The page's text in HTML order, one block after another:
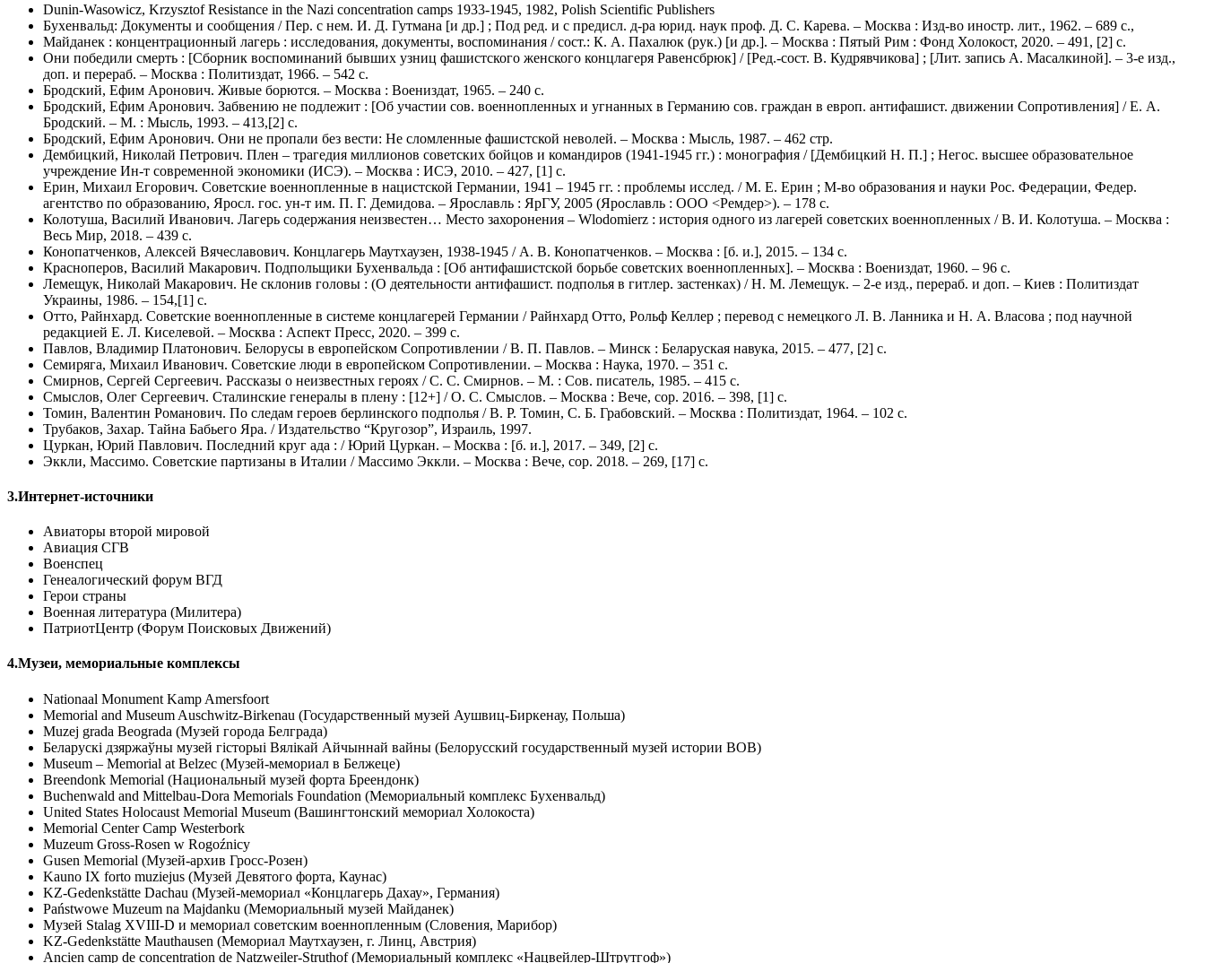
Dunin-Wasowicz, Krzysztof Resistance in the Nazi concentration camps 1933-1945, 1982, Polish Scientific Publishers
Бухенвальд: Документы и сообщения / Пер. с нем. И. Д. Гутмана [и др.] ; Под ред. и с предисл. д-ра юрид. наук проф. Д. С. Карева. – Москва : Изд-во иностр. лит., 1962. – 689 с.,
Майданек : концентрационный лагерь : исследования, документы, воспоминания / сост.: К. А. Пахалюк (рук.) [и др.]. – Москва : Пятый Рим : Фонд Холокост, 2020. – 491, [2] с.
Они победили смерть : [Сборник воспоминаний бывших узниц фашистского женского концлагеря Равенсбрюк] / [Ред.-сост. В. Кудрявчикова] ; [Лит. запись А. Масалкиной]. – 3-е изд.,
доп. и перераб. – Москва : Политиздат, 1966. – 542 с.
Бродский, Ефим Аронович. Живые борются. – Москва : Воениздат, 1965. – 240 с.
Бродский, Ефим Аронович. Забвению не подлежит : [Об участии сов. военнопленных и угнанных в Германию сов. граждан в европ. антифашист. движении Сопротивления] / Е. А.
Бродский. – М. : Мысль, 1993. – 413,[2] с.
Бродский, Ефим Аронович. Они не пропали без вести: Не сломленные фашистской неволей. – Москва : Мысль, 1987. – 462 стр.
Дембицкий, Николай Петрович. Плен – трагедия миллионов советских бойцов и командиров (1941-1945 гг.) : монография / [Дембицкий Н. П.] ; Негос. высшее образовательное
учреждение Ин-т современной экономики (ИСЭ). – Москва : ИСЭ, 2010. – 427, [1] с.
Ерин, Михаил Егорович. Советские военнопленные в нацистской Германии, 1941 – 1945 гг. : проблемы исслед. / М. Е. Ерин ; М-во образования и науки Рос. Федерации, Федер.
агентство по образованию, Яросл. гос. ун-т им. П. Г. Демидова. – Ярославль : ЯрГУ, 2005 (Ярославль : ООО <Ремдер>). – 178 с.
Колотуша, Василий Иванович. Лагерь содержания неизвестен… Место захоронения – Wlodomierz : история одного из лагерей советских военнопленных / В. И. Колотуша. – Москва :
Весь Мир, 2018. – 439 с.
Конопатченков, Алексей Вячеславович. Концлагерь Маутхаузен, 1938-1945 / А. В. Конопатченков. – Москва : [б. и.], 2015. – 134 с.
Красноперов, Василий Макарович. Подпольщики Бухенвальда : [Об антифашистской борьбе советских военнопленных]. – Москва : Воениздат, 1960. – 96 с.
Лемещук, Николай Макарович. Не склонив головы : (О деятельности антифашист. подполья в гитлер. застенках) / Н. М. Лемещук. – 2-е изд., перераб. и доп. – Киев : Политиздат
Украины, 1986. – 154,[1] с.
Отто, Райнхард. Советские военнопленные в системе концлагерей Германии / Райнхард Отто, Рольф Келлер ; перевод с немецкого Л. В. Ланника и Н. А. Власова ; под научной
редакцией Е. Л. Киселевой. – Москва : Аспект Пресс, 2020. – 399 с.
Павлов, Владимир Платонович. Белорусы в европейском Сопротивлении / В. П. Павлов. – Минск : Беларуская навука, 2015. – 477, [2] с.
Семиряга, Михаил Иванович. Советские люди в европейском Сопротивлении. – Москва : Наука, 1970. – 351 с.
Смирнов, Сергей Сергеевич. Рассказы о неизвестных героях / С. С. Смирнов. – М. : Сов. писатель, 1985. – 415 с.
Смыслов, Олег Сергеевич. Сталинские генералы в плену : [12+] / О. С. Смыслов. – Москва : Вече, cop. 2016. – 398, [1] с.
Томин, Валентин Романович. По следам героев берлинского подполья / В. Р. Томин, С. Б. Грабовский. – Москва : Политиздат, 1964. – 102 с.
Трубаков, Захар. Тайна Бабьего Яра. / Издательство “Кругозор”, Израиль, 1997.
Цуркан, Юрий Павлович. Последний круг ада : / Юрий Цуркан. – Москва : [б. и.], 2017. – 349, [2] с.
Эккли, Массимо. Советские партизаны в Италии / Массимо Эккли. – Москва : Вече, cop. 2018. – 269, [17] с.
3.Интернет-источники
Авиаторы второй мировой
Авиация СГВ
Военспец
Генеалогический форум ВГД
Герои страны
Военная литература (Милитера)
ПатриотЦентр (Форум Поисковых Движений)
4.Музеи, мемориальные комплексы
Nationaal Monument Kamp Amersfoort
Memorial and Museum Auschwitz-Birkenau (Государственный музей Аушвиц-Биркенау, Польша)
Muzej grada Beograda (Музей города Белграда)
Беларускі дзяржаўны музей гісторыі Вялікай Айчыннай вайны (Белорусский государственный музей истории ВОВ)
Museum – Memorial at Belzec (Музей-мемориал в Белжеце)
Breendonk Memorial (Национальный музей форта Бреендонк)
Buchenwald and Mittelbau-Dora Memorials Foundation (Мемориальный комплекс Бухенвальд)
United States Holocaust Memorial Museum (Вашингтонский мемориал Холокоста)
Memorial Center Camp Westerbork
Muzeum Gross-Rosen w Rogoźnicy
Gusen Memorial (Музей-архив Гросс-Розен)
Kauno IX forto muziejus (Музей Девятого форта, Каунас)
KZ-Gedenkstätte Dachau (Музей-мемориал «Концлагерь Дахау», Германия)
Państwowe Muzeum na Majdanku (Мемориальный музей Майданек)
Музей Stalag XVIII-D и мемориал советским военнопленным (Словения, Марибор)
KZ-Gedenkstätte Mauthausen (Мемориал Маутхаузен, г. Линц, Австрия)
Ancien camp de concentration de Natzweiler-Struthof (Мемориальный комплекс «Нацвейлер-Штрутгоф»)